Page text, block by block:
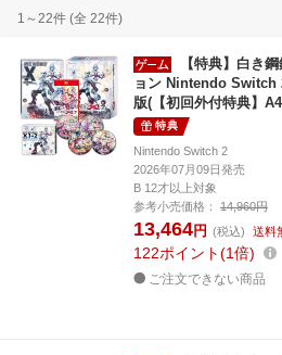
1～22件 (全 22件)
【特典】白き
ョン Nintendo
版(【初回外付特典】
特典
Nintendo Switch 2
2026年07月09日発売
B 12才以上対象
参考小売価格：
14,960円
13,464円 (税込) 送料
122ポイント 1倍
ご注文できない商品